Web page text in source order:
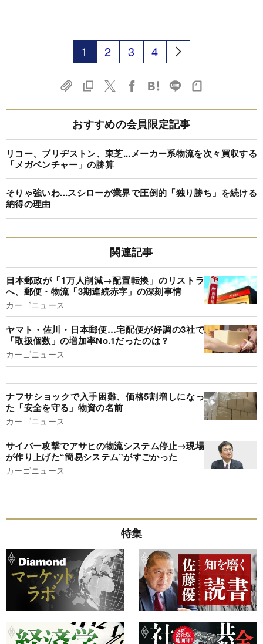
1 2 3 4
おすすめの会員限定記事
リコー、ブリヂストン、東芝...メーカー系物流を次々買収する
「メガベンチャー」の勝算
そりゃ強いわ...スシローが業界で圧倒的「独り勝ち」を続ける
納得の理由
関連記事
日本郵政が「1万人削減→配置転換」のリストラ
へ、郵便・物流「3期連続赤字」の深刻事情
カーゴニュース
ヤマト・佐川・日本郵便…宅配便が好調の3社で
「取扱個数」の増加率No.1だったのは？
カーゴニュース
ナフサショックで入手困難、価格5割増しになっ
た「安全を守る」物資の名前
カーゴニュース
サイバー攻撃でアサヒの物流システム停止→現場
が作り上げた“簡易システム”がすごかった
カーゴニュース
特集